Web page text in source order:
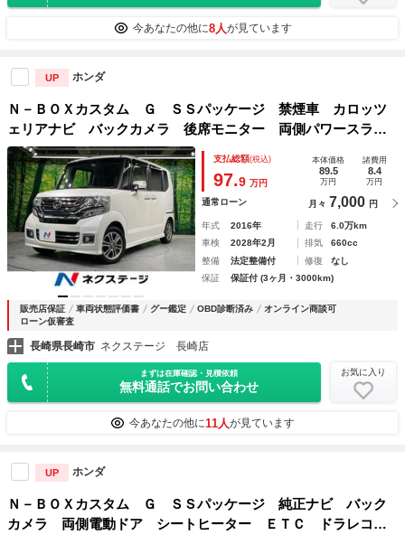
今あなたの他に8人が見ています
UP ホンダ
Ｎ－ＢＯＸカスタム Ｇ ＳＳパッケージ 禁煙車 カロッツ
ェリアナビ バックカメラ 後席モニター 両側パワースライ
ドドア ＨＩＤヘッド シートヒーター ＥＴＣ Ｂｌｕｅｔ
ｏｏｔｈ フルセグ 純正１４インチＡＷ
支払総額(税込)
97.9 万円
本体価格
89.5
万円
諸費用
8.4
万円
通常ローン 月々 7,000 円
年式 2016年 走行
6.0万km
車検
2028年2月 排気
660cc
整備
法定整備付 修復
なし
保証
保証付 (3ヶ月・3000km)
販売店保証 車両状態評価書 グー鑑定 OBD診断済み
オンライン商談可
ローン仮審査
長崎県長崎市 ネクステージ 長崎店
まずは在庫確認・見積依頼
無料通話でお問い合わせ
お気に入り
今あなたの他に11人が見ています
UP ホンダ
Ｎ－ＢＯＸカスタム Ｇ ＳＳパッケージ 純正ナビ バック
カメラ 両側電動ドア シートヒーター ＥＴＣ ドラレコ